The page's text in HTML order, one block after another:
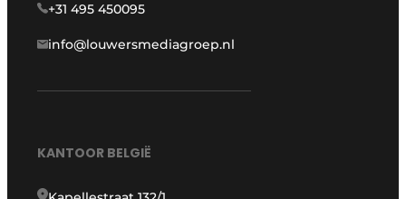
+31 495 450095
info@louwersmediagroep.nl
KANTOOR BELGIË